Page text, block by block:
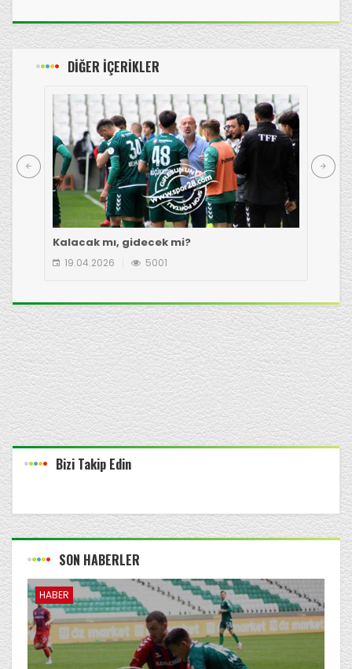
DİĞER İÇERİKLER
Kalacak mı, gidecek mi?
19.04.2026 5001
Bizi Takip Edin
SON HABERLER
HABER